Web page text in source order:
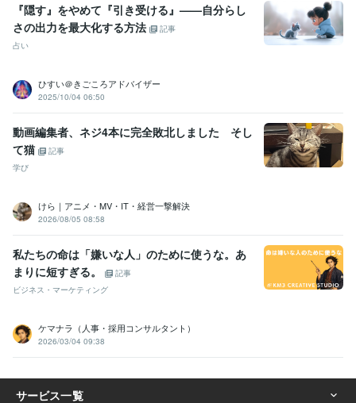
『隠す』をやめて『引き受ける』——自分らし
さの出力を最大化する方法
記事
占い
ひすい＠きごころアドバイザー
2025/10/04 06:50
動画編集者、ネジ4本に完全敗北しました そし
て猫
記事
学び
けら｜アニメ・MV・IT・経営一撃解決
2026/08/05 08:58
私たちの命は「嫌いな人」のために使うな。あ
まりに短すぎる。
記事
ビジネス・マーケティング
ケマナラ（人事・採用コンサルタント）
2026/03/04 09:38